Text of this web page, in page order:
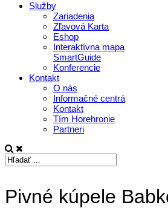
Služby
Zariadenia
Zľavová Karta
Eshop
Interaktívna mapa
SmartGuide
Konferencie
Kontakt
O nás
Informačné centrá
Kontakt
Tím Horehronie
Partneri
Pivné kúpele